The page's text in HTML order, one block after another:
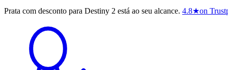
Prata com desconto para Destiny 2 está ao seu alcance. 4.8★on